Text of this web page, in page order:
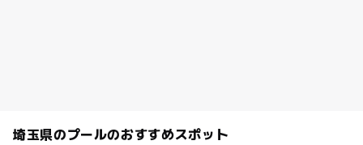
埼玉県のプールのおすすめスポット